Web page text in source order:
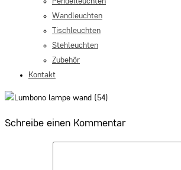
Wandleuchten
Tischleuchten
Stehleuchten
Zubehör
Kontakt
Schreibe einen Kommentar